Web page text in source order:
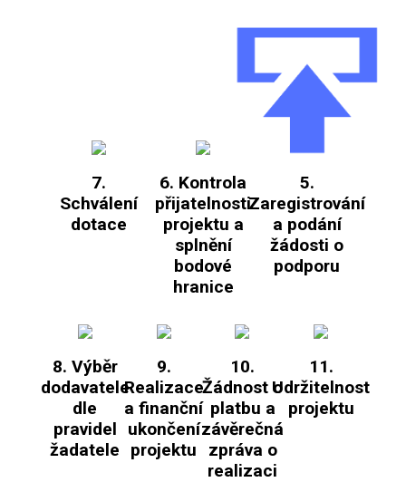
7.
Schválení
dotace
6. Kontrola
přijatelnosti
projektu a
splnění
bodové
hranice
5.
Zaregistrování
a podání
žádosti o
podporu
8. Výběr
dodavatele
dle
pravidel
žadatele
9.
Realizace
a finanční
ukončení
projektu
10.
Žádnost o
platbu a
závěrečná
zpráva o
realizaci
11.
Udržitelnost
projektu